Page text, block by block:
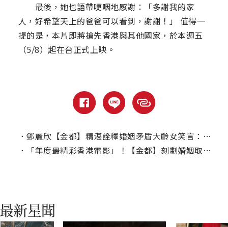
最後，她也語帶哽咽地感謝：「多謝我的家
人，好希望天上的爸爸可以看到，謝謝！」 值得一
提的是，本片即將搶先香港與其他國家，於本週五
（5/8）起在台正式上映。
． 鄧麗欣【金都】精湛詮釋婚姻矛盾大齡女笑言：這種個性最麻煩
．
「年度最精彩香港電影」！【金都】刻劃婚姻取材導演真實經歷